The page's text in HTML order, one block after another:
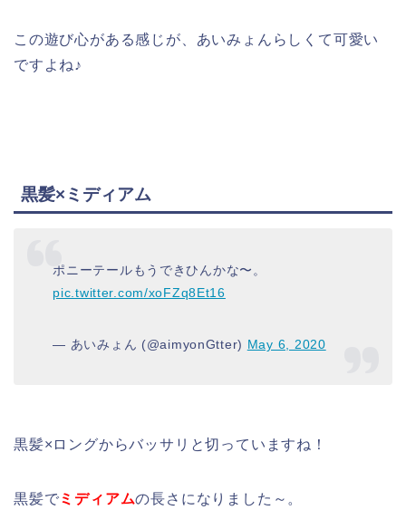
この遊び心がある感じが、あいみょんらしくて可愛い
ですよね♪
黒髪×ミディアム
ポニーテールもうできひんかな〜。
pic.twitter.com/xoFZq8Et16
— あいみょん (@aimyonGtter) May 6, 2020
黒髪×ロングからバッサリと切っていますね！
黒髪でミディアムの長さになりました～。